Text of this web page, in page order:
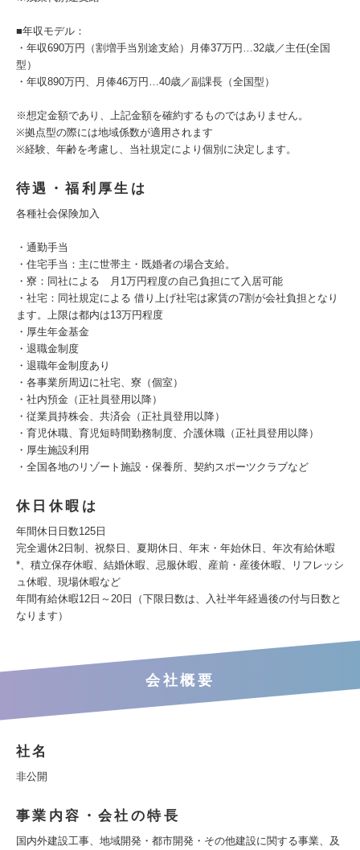
■年収モデル：
・年収690万円（割増手当別途支給）月俸37万円…32歳／主任(全国
型）
・年収890万円、月俸46万円…40歳／副課長（全国型）
※想定金額であり、上記金額を確約するものではありません。
※拠点型の際には地域係数が適用されます
※経験、年齢を考慮し、当社規定により個別に決定します。
待遇・福利厚生は
各種社会保険加入
・通勤手当
・住宅手当：主に世帯主・既婚者の場合支給。
・寮：同社による 月1万円程度の自己負担にて入居可能
・社宅：同社規定による 借り上げ社宅は家賃の7割が会社負担となり
ます。上限は都内は13万円程度
・厚生年金基金
・退職金制度
・退職年金制度あり
・各事業所周辺に社宅、寮（個室）
・社内預金（正社員登用以降）
・従業員持株会、共済会（正社員登用以降）
・育児休職、育児短時間勤務制度、介護休職（正社員登用以降）
・厚生施設利用
・全国各地のリゾート施設・保養所、契約スポーツクラブなど
休日休暇は
年間休日日数125日
完全週休2日制、祝祭日、夏期休日、年末・年始休日、年次有給休暇
*、積立保存休暇、結婚休暇、忌服休暇、産前・産後休暇、リフレッシ
ュ休暇、現場休暇など
年間有給休暇12日～20日（下限日数は、入社半年経過後の付与日数と
なります）
会社概要
社名
非公開
事業内容・会社の特長
国内外建設工事、地域開発・都市開発・その他建設に関する事業、及